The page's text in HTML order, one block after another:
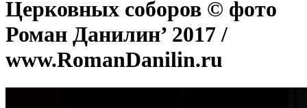
Церковных соборов © фото
Роман Данилин’ 2017 /
www.RomanDanilin.ru